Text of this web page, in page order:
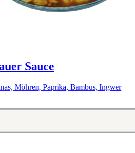
Sauce
Möhren, Paprika, Bambus, Ingwer